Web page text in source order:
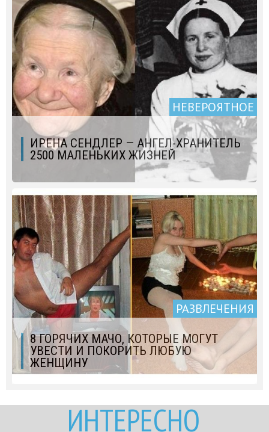
НЕВЕРОЯТНОЕ
ИРЕНА СЕНДЛЕР — АНГЕЛ-ХРАНИТЕЛЬ
2500 МАЛЕНЬКИХ ЖИЗНЕЙ
РАЗВЛЕЧЕНИЯ
8 ГОРЯЧИХ МАЧО, КОТОРЫЕ МОГУТ
УВЕСТИ И ПОКОРИТЬ ЛЮБУЮ
ЖЕНЩИНУ
ИНТЕРЕСНО